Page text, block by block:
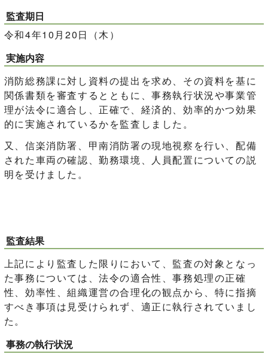
監査期日
令和4年10月20日（木）
実施内容
消防総務課に対し資料の提出を求め、その資料を基に
関係書類を審査するとともに、事務執行状況や事業管
理が法令に適合し、正確で、経済的、効率的かつ効果
的に実施されているかを監査しました。
又、信楽消防署、甲南消防署の現地視察を行い、配備
された車両の確認、勤務環境、人員配置についての説
明を受けました。
監査結果
上記により監査した限りにおいて、監査の対象となっ
た事務については、法令の適合性、事務処理の正確
性、効率性、組織運営の合理化の観点から、特に指摘
すべき事項は見受けられず、適正に執行されていまし
た。
事務の執行状況